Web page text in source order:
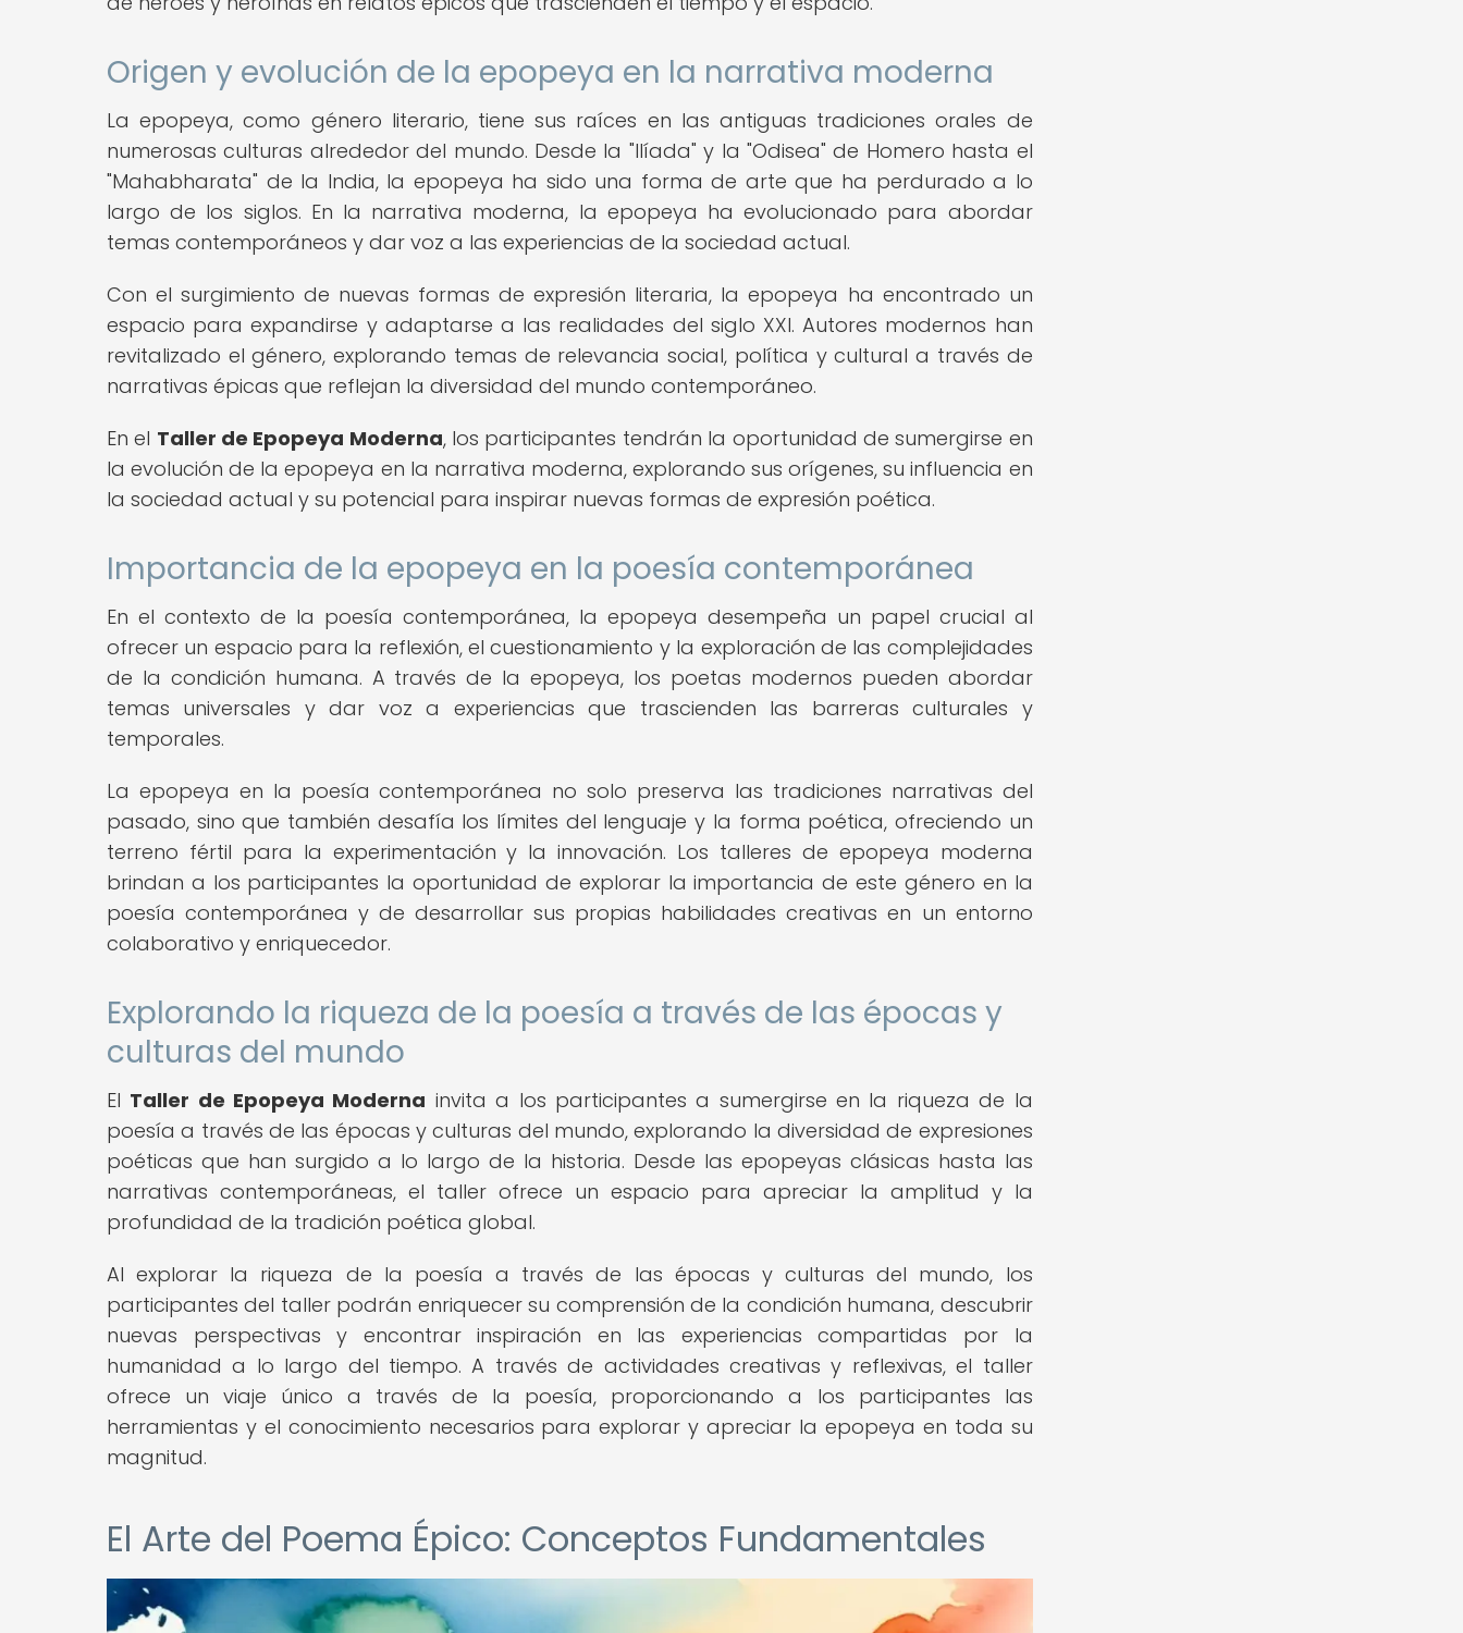
Origen y evolución de la epopeya en la narrativa moderna
La epopeya, como género literario, tiene sus raíces en las antiguas tradiciones orales de
numerosas culturas alrededor del mundo. Desde la "Ilíada" y la "Odisea" de Homero hasta el
"Mahabharata" de la India, la epopeya ha sido una forma de arte que ha perdurado a lo
largo de los siglos. En la narrativa moderna, la epopeya ha evolucionado para abordar
temas contemporáneos y dar voz a las experiencias de la sociedad actual.
Con el surgimiento de nuevas formas de expresión literaria, la epopeya ha encontrado un
espacio para expandirse y adaptarse a las realidades del siglo XXI. Autores modernos han
revitalizado el género, explorando temas de relevancia social, política y cultural a través de
narrativas épicas que reflejan la diversidad del mundo contemporáneo.
En el Taller de Epopeya Moderna, los participantes tendrán la oportunidad de sumergirse en
la evolución de la epopeya en la narrativa moderna, explorando sus orígenes, su influencia en
la sociedad actual y su potencial para inspirar nuevas formas de expresión poética.
Importancia de la epopeya en la poesía contemporánea
En el contexto de la poesía contemporánea, la epopeya desempeña un papel crucial al
ofrecer un espacio para la reflexión, el cuestionamiento y la exploración de las complejidades
de la condición humana. A través de la epopeya, los poetas modernos pueden abordar
temas universales y dar voz a experiencias que trascienden las barreras culturales y
temporales.
La epopeya en la poesía contemporánea no solo preserva las tradiciones narrativas del
pasado, sino que también desafía los límites del lenguaje y la forma poética, ofreciendo un
terreno fértil para la experimentación y la innovación. Los talleres de epopeya moderna
brindan a los participantes la oportunidad de explorar la importancia de este género en la
poesía contemporánea y de desarrollar sus propias habilidades creativas en un entorno
colaborativo y enriquecedor.
Explorando la riqueza de la poesía a través de las épocas y
culturas del mundo
El Taller de Epopeya Moderna invita a los participantes a sumergirse en la riqueza de la
poesía a través de las épocas y culturas del mundo, explorando la diversidad de expresiones
poéticas que han surgido a lo largo de la historia. Desde las epopeyas clásicas hasta las
narrativas contemporáneas, el taller ofrece un espacio para apreciar la amplitud y la
profundidad de la tradición poética global.
Al explorar la riqueza de la poesía a través de las épocas y culturas del mundo, los
participantes del taller podrán enriquecer su comprensión de la condición humana, descubrir
nuevas perspectivas y encontrar inspiración en las experiencias compartidas por la
humanidad a lo largo del tiempo. A través de actividades creativas y reflexivas, el taller
ofrece un viaje único a través de la poesía, proporcionando a los participantes las
herramientas y el conocimiento necesarios para explorar y apreciar la epopeya en toda su
magnitud.
El Arte del Poema Épico: Conceptos Fundamentales